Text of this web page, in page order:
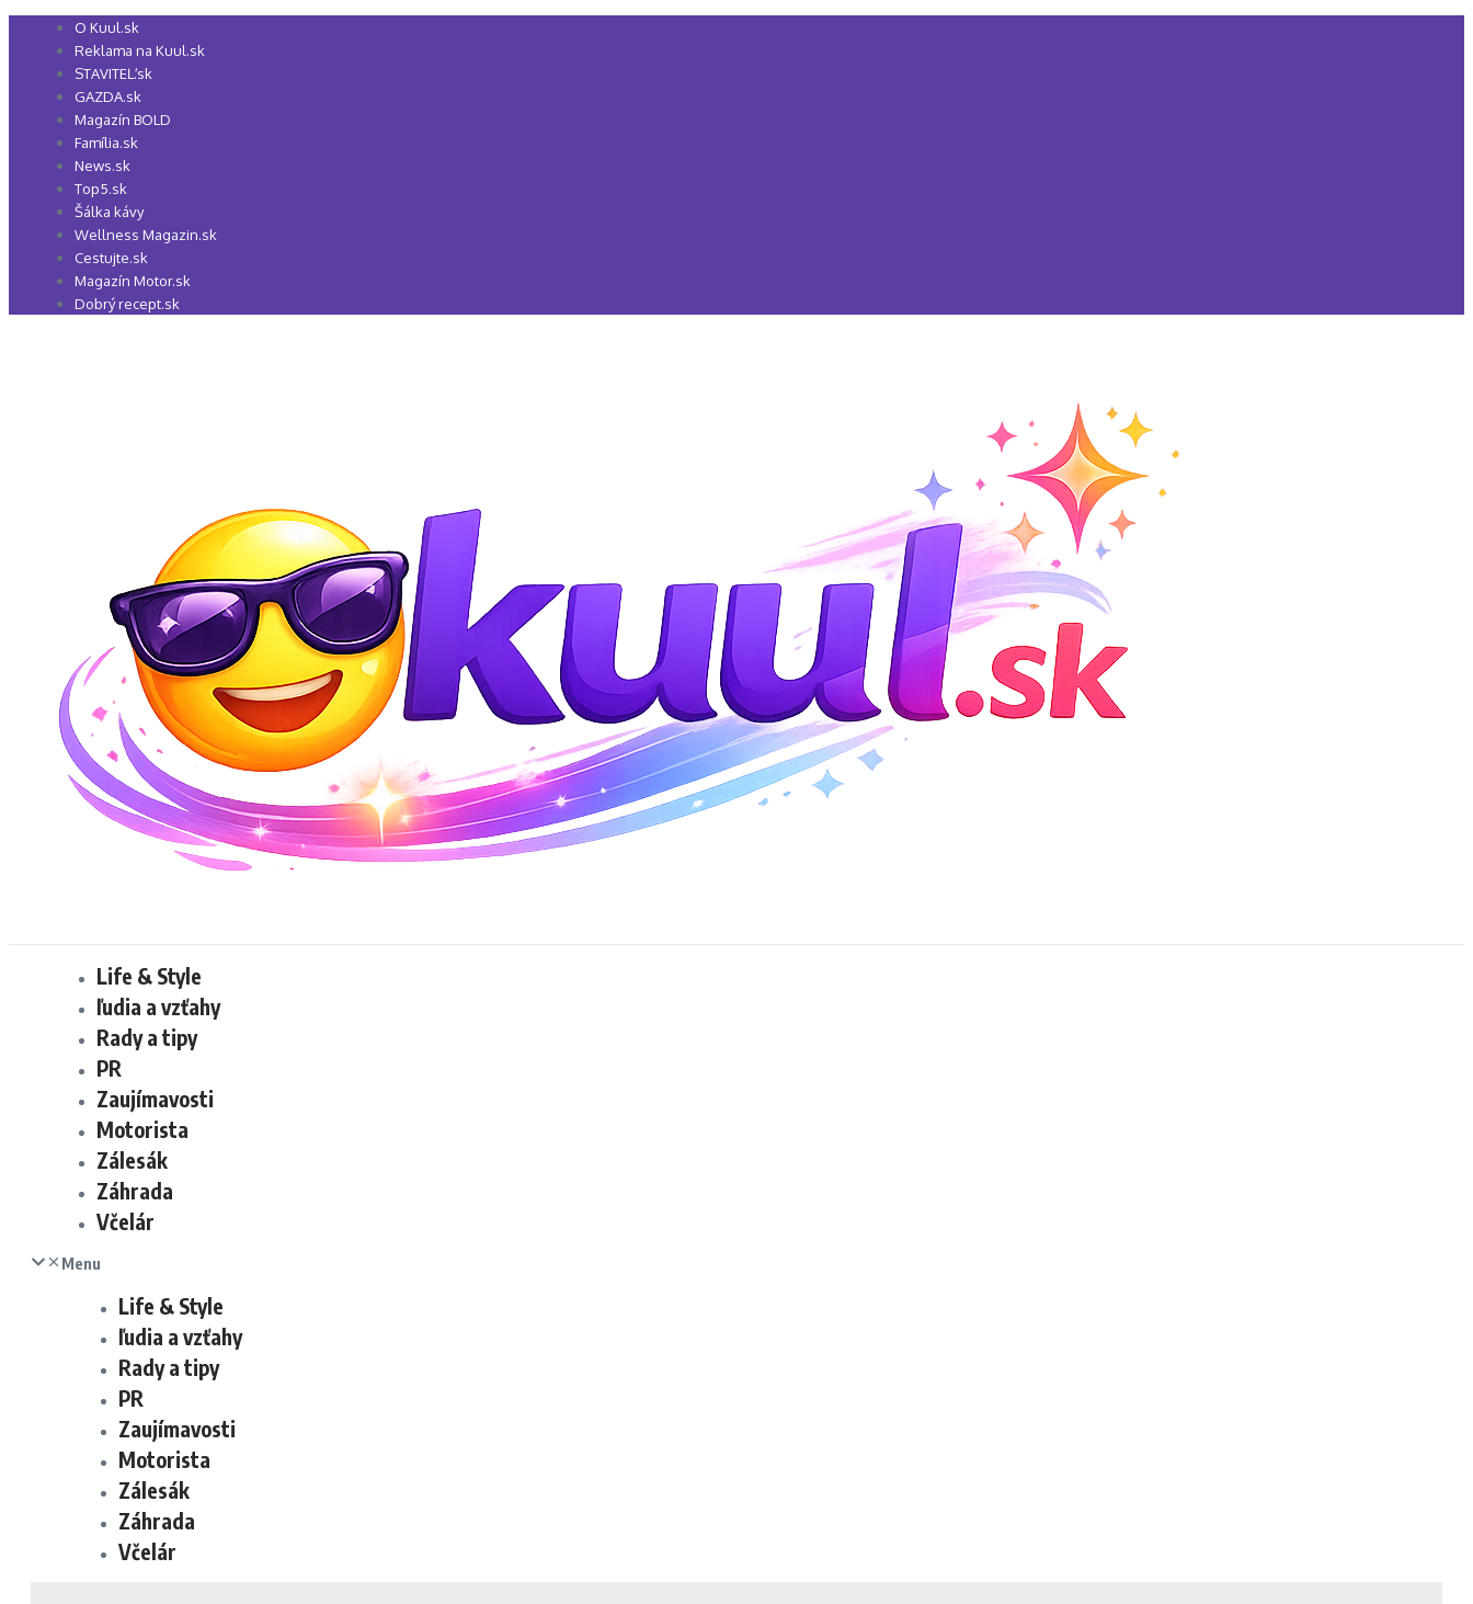
Preskočiť
O Kuul.sk
Reklama na Kuul.sk
STAVITEĽ.sk
GAZDA.sk
Magazín BOLD
Família.sk
News.sk
Top5.sk
Šálka kávy
Wellness Magazin.sk
Cestujte.sk
Magazín Motor.sk
Dobrý recept.sk
Life & Style
ľudia a vzťahy
Rady a tipy
PR
Zaujímavosti
Motorista
Zálesák
Záhrada
Včelár
Menu
Life & Style
ľudia a vzťahy
Rady a tipy
PR
Zaujímavosti
Motorista
Zálesák
Záhrada
Včelár